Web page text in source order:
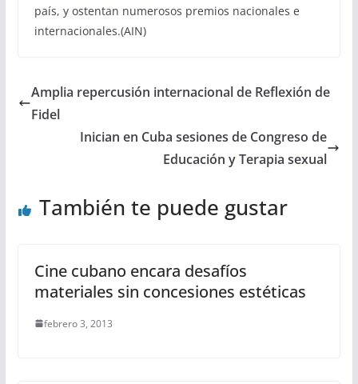
país, y ostentan numerosos premios nacionales e
internacionales.(AIN)
Amplia repercusión internacional de Reflexión de
Fidel
Inician en Cuba sesiones de Congreso de
Educación y Terapia sexual
También te puede gustar
Cine cubano encara desafíos
materiales sin concesiones estéticas
febrero 3, 2013